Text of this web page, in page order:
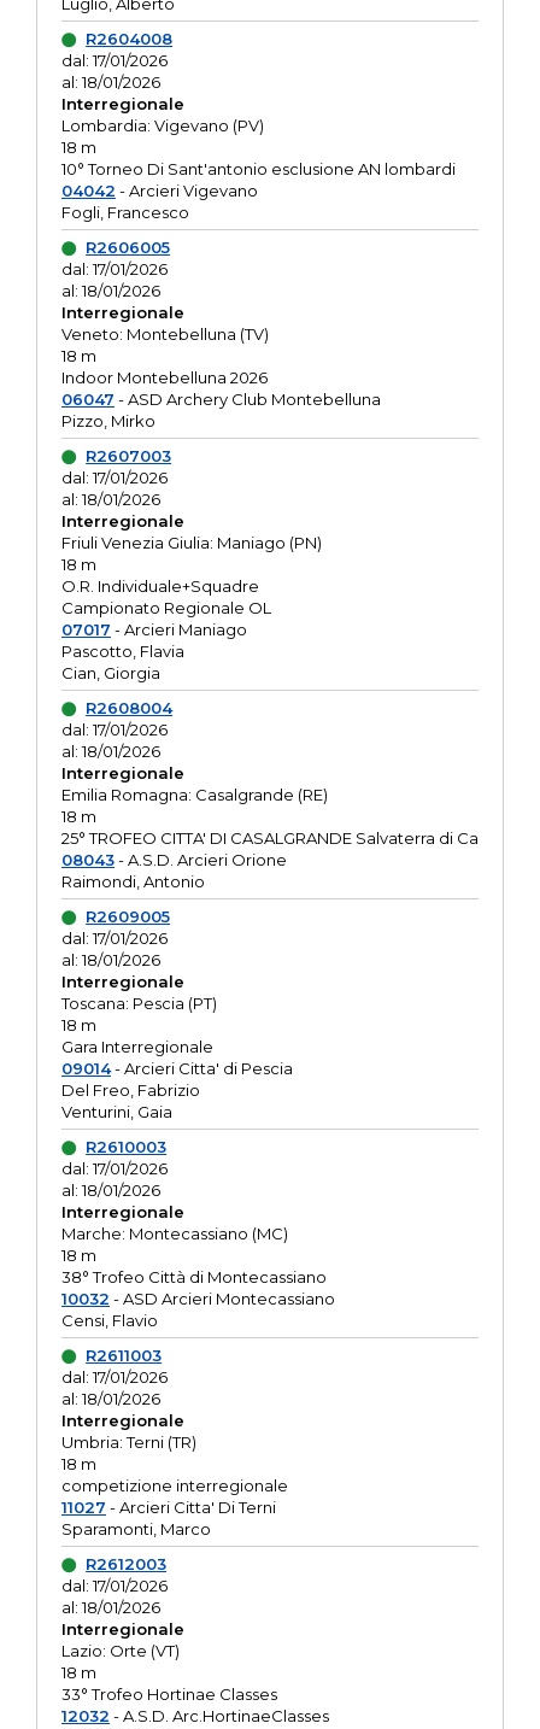
R2604008
dal: 17/01/2026
al: 18/01/2026
Interregionale
Lombardia: Vigevano (PV)
18 m
10° Torneo Di Sant'antonio esclusione AN lombardi
04042 - Arcieri Vigevano
Fogli, Francesco
R2606005
dal: 17/01/2026
al: 18/01/2026
Interregionale
Veneto: Montebelluna (TV)
18 m
Indoor Montebelluna 2026
06047 - ASD Archery Club Montebelluna
Pizzo, Mirko
R2607003
dal: 17/01/2026
al: 18/01/2026
Interregionale
Friuli Venezia Giulia: Maniago (PN)
18 m
O.R. Individuale+Squadre
Campionato Regionale OL
07017 - Arcieri Maniago
Pascotto, Flavia
Cian, Giorgia
R2608004
dal: 17/01/2026
al: 18/01/2026
Interregionale
Emilia Romagna: Casalgrande (RE)
18 m
25° TROFEO CITTA' DI CASALGRANDE Salvaterra di Ca
08043- A.S.D. Arcieri Orione
Raimondi, Antonio
R2609005
dal: 17/01/2026
al: 18/01/2026
Interregionale
Toscana: Pescia (PT)
18 m
Gara Interregionale
09014- Arcieri Citta' di Pescia
Del Freo, Fabrizio
Venturini, Gaia
R2610003
dal: 17/01/2026
al: 18/01/2026
Interregionale
Marche: Montecassiano (MC)
18 m
38° Trofeo Città di Montecassiano
10032 - ASD Arcieri Montecassiano
Censi, Flavio
R2611003
dal: 17/01/2026
al: 18/01/2026
Interregionale
Umbria: Terni (TR)
18 m
competizione interregionale
11027 - Arcieri Citta' Di Terni
Sparamonti, Marco
R2612003
dal: 17/01/2026
al: 18/01/2026
Interregionale
Lazio: Orte (VT)
18 m
33° Trofeo Hortinae Classes
12032 - A.S.D. Arc.HortinaeClasses